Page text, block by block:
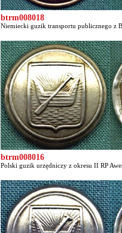
btrm008018
Niemiecki guzik transportu publicznego z
btrm008016
Polski guzik urzędniczy z okresu II RP